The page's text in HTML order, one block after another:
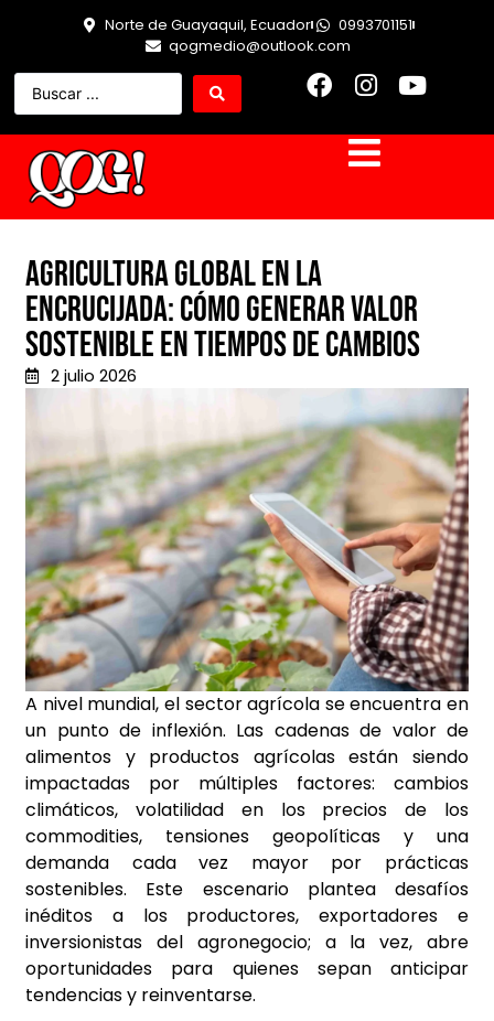
Norte de Guayaquil, Ecuador
0993701151
qogmedio@outlook.com
Agricultura Global en la
Encrucijada: Cómo Generar Valor
Sostenible en Tiempos de Cambios
2 julio 2026
A nivel mundial, el sector agrícola se encuentra en
un punto de inflexión. Las cadenas de valor de
alimentos y productos agrícolas están siendo
impactadas por múltiples factores: cambios
climáticos, volatilidad en los precios de los
commodities, tensiones geopolíticas y una
demanda cada vez mayor por prácticas
sostenibles. Este escenario plantea desafíos
inéditos a los productores, exportadores e
inversionistas del agronegocio; a la vez, abre
oportunidades para quienes sepan anticipar
tendencias y reinventarse.